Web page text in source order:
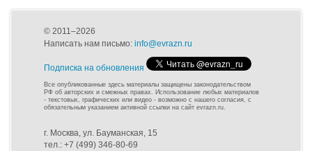
© 2011–2026
Написать нам письмо: info@evrazn.ru
Подписка на обновления
Все опубликованные здесь материалы защищены законодательством
РФ об авторских и смежных правах. Использование любых материалов
- текстовых, графических или видео - возможно с нашего согласия, с
обязательным указанием активной ссылки на сайт evrazn.ru.
г. Москва, ул. Бауманская, 15
тел.: +7 (499) 346-80-69